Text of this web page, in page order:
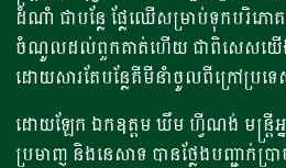
ដំណាំ ជាបន្លែ ផ្លែឈើសម្រាប់ទុកបរិភោ
ចំណូលដល់ពួកគាត់ហើយ ជាពិសេសយើងគ្
ដោយសារតែបន្លែគីមីនាំចូលពីក្រៅប្រទ
ដោយឡែក ឯកឧត្តម ឃឹម ហ្វីណង់ មន្រ្តីអ្ន
ប្រមាញ និងនេសាទ បានថ្លែងបញ្ជាក់ប្រ